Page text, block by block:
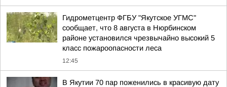
Гидрометцентр ФГБУ "Якутское УГМС"
сообщает, что 8 августа в Нюрбинском
районе установился чрезвычайно высокий 5
класс пожароопасности леса
12:45
В Якутии 70 пар поженились в красивую дату